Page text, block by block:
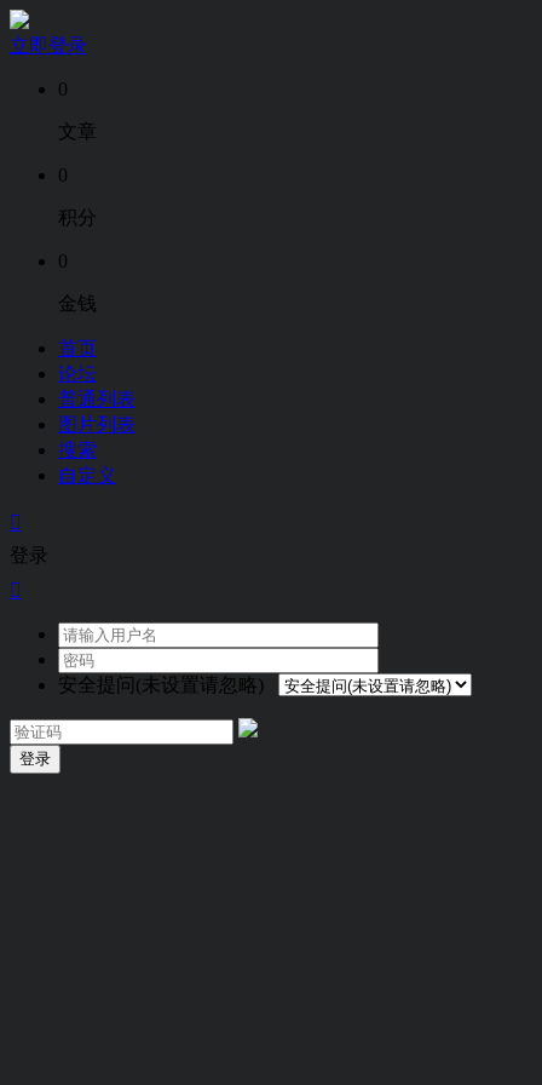
立即登录
0
文章
0
积分
0
金钱
首页
论坛
普通列表
图片列表
搜索
自定义

登录

安全提问(未设置请忽略)
登录